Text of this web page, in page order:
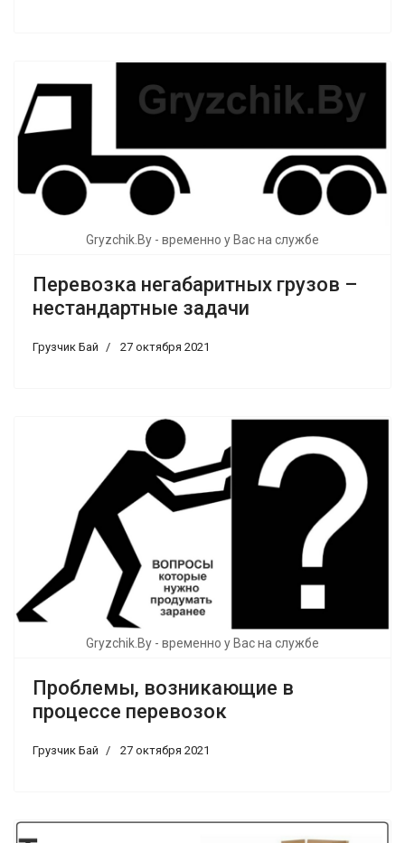
Gryzchik.By - временно у Вас на службе
Перевозка негабаритных грузов –
нестандартные задачи
Грузчик Бай 27 октября 2021
Gryzchik.By - временно у Вас на службе
Проблемы, возникающие в
процессе перевозок
Грузчик Бай 27 октября 2021